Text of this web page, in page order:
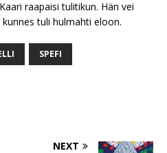
raapaisi tulitikun. Hän vei
tuli hulmahti eloon.
SPEFI
NEXT